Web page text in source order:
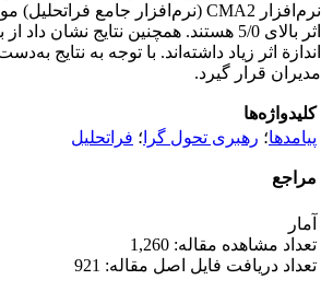
اندازة اثر زیاد داشته‌اند. با توجه به
مدیران قرار گیرد.
کلیدواژه‌ها
پیامدها؛ رهبری تحول گرا ؛ فراتحلیل
مراجع
آمار
تعداد مشاهده مقاله: 1,260
تعداد دریافت فایل اصل مقاله: 921